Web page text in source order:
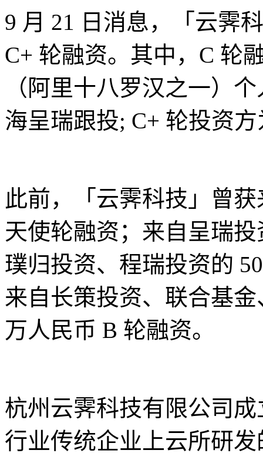
9 月 21 日消息，「云霁
C+ 轮融资。其中，C 轮
（阿里十八罗汉之一）
海呈瑞跟投; C+ 轮投资
此前，「云霁科技」曾
天使轮融资；来自呈瑞
璞归投资、程瑞投资的
来自长策投资、联合基
万人民币 B 轮融资。
杭州云霁科技有限公司
行业传统企业上云所研